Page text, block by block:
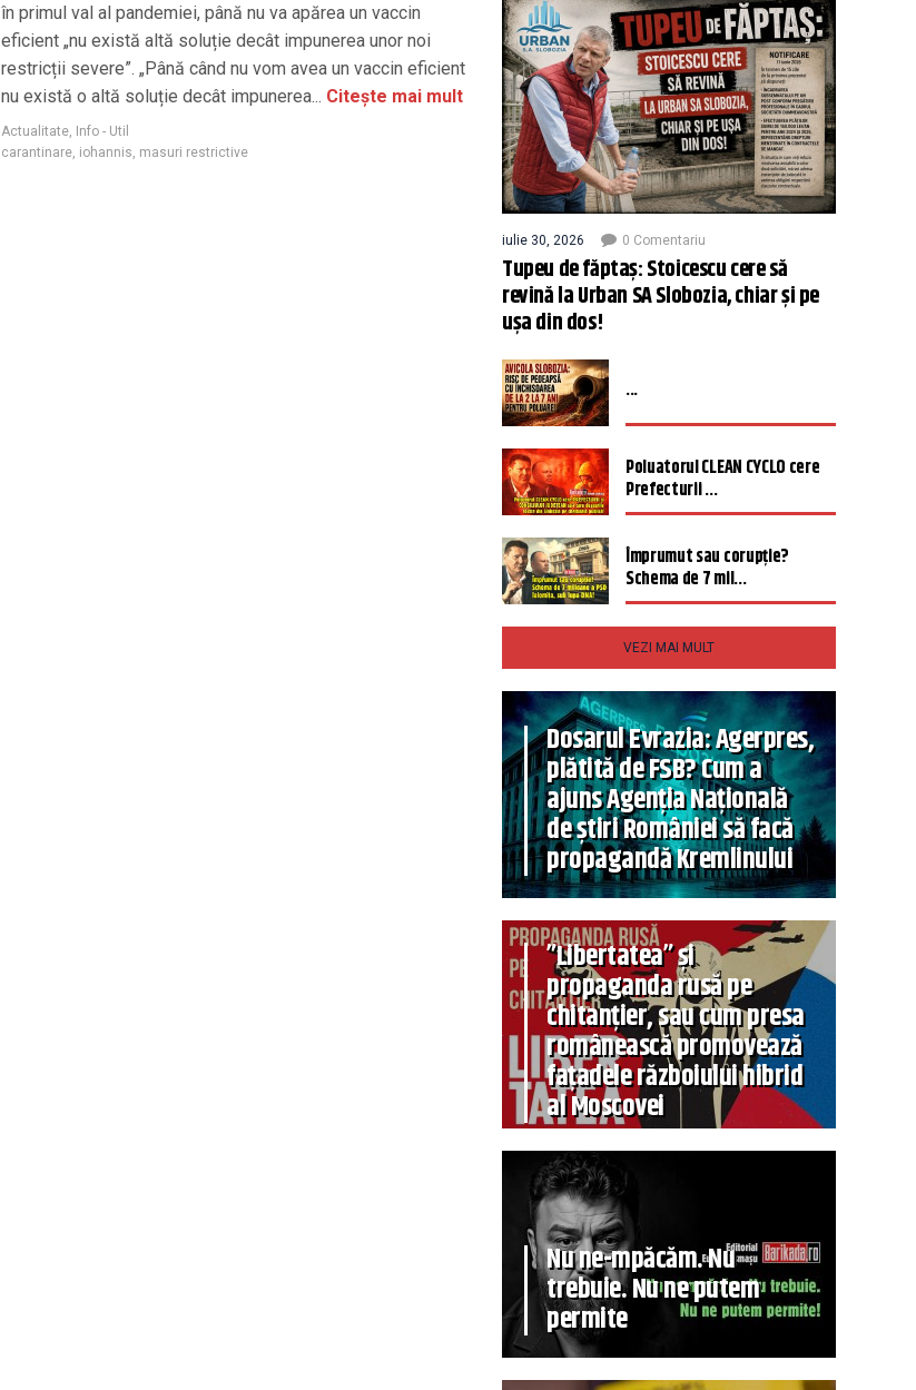
în primul val al pandemiei, până nu va apărea un vaccin
eficient „nu există altă soluție decât impunerea unor noi
restricții severe”. „Până când nu vom avea un vaccin eficient
nu există o altă soluție decât impunerea... Citește mai mult
Actualitate Info - Util
carantinare iohannis masuri restrictive
iulie 30, 2026 0 Comentariu
Tupeu de făptaș: Stoicescu cere să
revină la Urban SA Slobozia, chiar și pe
ușa din dos!
...
Poluatorul CLEAN CYCLO cere
Prefecturii ...
Împrumut sau corupție?
Schema de 7 mil...
VEZI MAI MULT
Dosarul Evrazia: Agerpres,
plătită de FSB? Cum a
ajuns Agenția Națională
de știri României să facă
propagandă Kremlinului
”Libertatea” și
propaganda rusă pe
chitanțier, sau cum presa
românească promovează
fațadele războiului hibrid
al Moscovei
Nu ne-mpăcăm. Nu
trebuie. Nu ne putem
permite